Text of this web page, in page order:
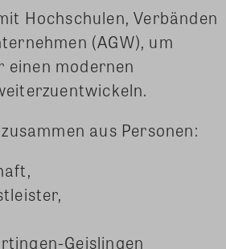
Hochschulen, Verbänden
(AGW), um
einen modernen
aus Personen:
Geislingen